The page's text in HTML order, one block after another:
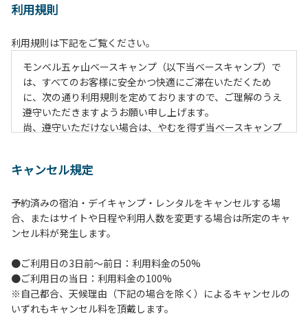
利用規則
利用規則は下記をご覧ください。
モンベル五ヶ山ベースキャンプ（以下当ベースキャンプ）で
は、すべてのお客様に安全かつ快適にご滞在いただくため
に、次の通り利用規則を定めておりますので、ご理解のうえ
遵守いただきますようお願い申し上げます。
尚、遵守いただけない場合は、やむを得ず当ベースキャンプ
【当ベースキャンプ利用に際してのご案内ならびに注意事
１．貴重品の管理は各自で行ってください。
２．利用におけるルールを遵守いただき、ご自身で事故の防
止に努めてください。
い。
４．当ベースキャンプ内を車で移動する場合は徐行運転（5
ｋｍ/ｈ以下）を行なってください。
５．駐車車輌のダッシュボードに受付時お渡しする駐車プレ
キャンセル規定
予約済みの宿泊・デイキャンプ・レンタルをキャンセルする場
合、またはサイトや日程や利用人数を変更する場合は所定のキャ
ンセル料が発生します。
●ご利用日の3日前～前日：利用料金の50%
●ご利用日の当日：利用料金の100%
※自己都合、天候理由（下記の場合を除く）によるキャンセルの
いずれもキャンセル料を頂戴します。